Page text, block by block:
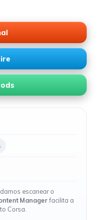
escanear o
Managerfacilita a
Corsa.